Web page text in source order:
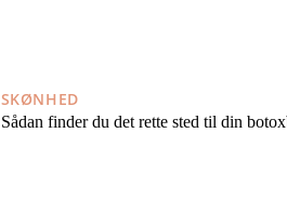
SKØNHED
Sådan finder du det rette sted til din